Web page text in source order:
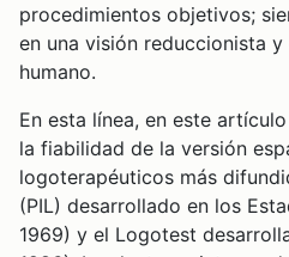
procedimientos objetivos;
en una visión reduccionista
humano.
En esta línea, en este
la fiabilidad de la versión
logoterapéuticos más
(PIL) desarrollado en los
1969) y el Logotest